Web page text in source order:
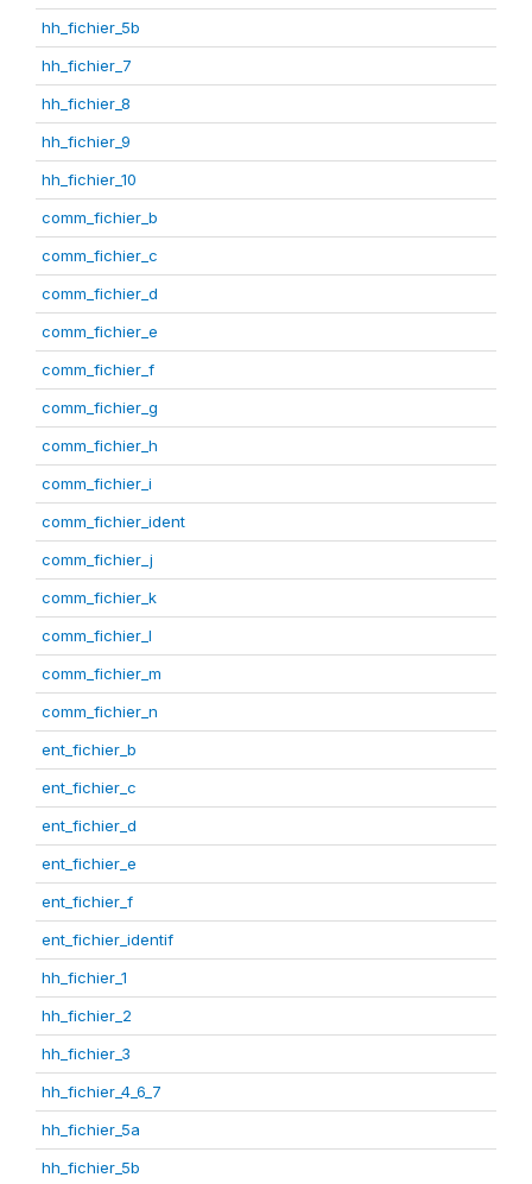
hh_fichier_5b
hh_fichier_7
hh_fichier_8
hh_fichier_9
hh_fichier_10
comm_fichier_b
comm_fichier_c
comm_fichier_d
comm_fichier_e
comm_fichier_f
comm_fichier_g
comm_fichier_h
comm_fichier_i
comm_fichier_ident
comm_fichier_j
comm_fichier_k
comm_fichier_l
comm_fichier_m
comm_fichier_n
ent_fichier_b
ent_fichier_c
ent_fichier_d
ent_fichier_e
ent_fichier_f
ent_fichier_identif
hh_fichier_1
hh_fichier_2
hh_fichier_3
hh_fichier_4_6_7
hh_fichier_5a
hh_fichier_5b